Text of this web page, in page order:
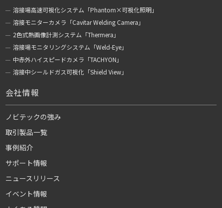
溶接場高速可視化システム「Phantom×可視化照明」
溶接モニターカメラ「Cavitar Welding Camera」
2色式熱画像計測システム「Thermera」
溶接場モニタリングシステム「Weld-Eye」
中赤外ハイスピードカメラ「TACHYON」
溶接中シールドガス可視化「Shield View」
会社情報
ノビテックの強み
取引製品一覧
事例紹介
サポート情報
ニュースリリース
イベント情報